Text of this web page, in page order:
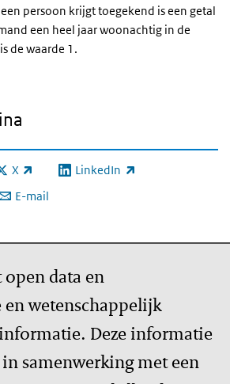
persoon krijgt toegekend is een getal
een heel jaar woonachtig in de
de waarde 1.
X link) LinkedIn
(externe link)
E-mail
data en
wetenschappelijk
Deze informatie
samenwerking met een